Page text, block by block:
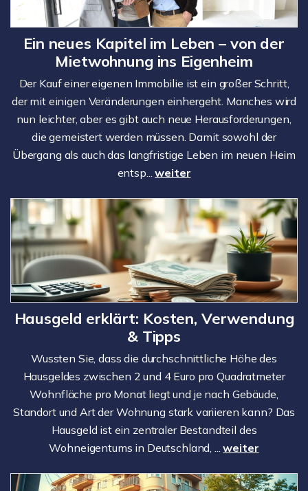
Ein neues Kapitel im Leben – von der
Mietwohnung ins Eigenheim
Der Kauf einer eigenen Immobilie ist ein großer Schritt,
der mit einigen Veränderungen einhergeht. Manches wird
nun leichter, aber es gibt auch neue Herausforderungen,
die gemeistert werden müssen. Damit sowohl der
Übergang als auch das langfristige Leben im neuen Heim
entsp...weiter
Hausgeld erklärt: Kosten, Verwendung
& Tipps
Wussten Sie, dass die durchschnittliche Höhe des
Hausgeldes zwischen 2 und 4 Euro pro Quadratmeter
Wohnfläche pro Monat liegt und je nach Gebäude,
Standort und Art der Wohnung stark variieren kann? Das
Hausgeld ist ein zentraler Bestandteil des
Wohneigentums in Deutschland, ...weiter